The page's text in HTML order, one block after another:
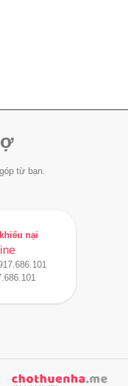
từ bạn.
nại